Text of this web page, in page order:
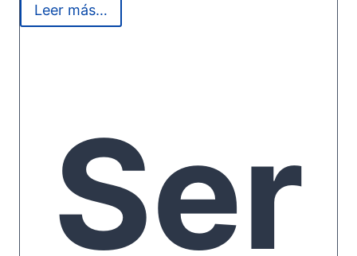
act
Leer más…
Ser